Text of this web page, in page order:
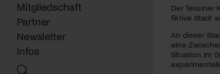
Mitgliedschaft
Partner
Newsletter
Infos
Der Tessiner
fiktive Stadt
An dieser
eine
Situation. Im